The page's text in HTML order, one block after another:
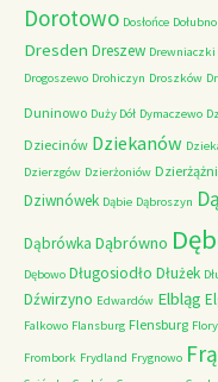
Dorotowo Dosłońce Dołubno
Dresden Dreszew Drewniaczki
Drogoszewo Drohiczyn Droszków
Duninowo Duży Dół Dymaczewo
Dziecinów Dziekanów
Dzierzgów Dzierżoniów
Dziwnówek Dąbie Dąbroszyn
Dąbrówka Dąbrówno
Dębowo Długosiodło Dłużek
Dźwirzyno Edwardów Elbląg
Falkowo Flansburg Flensburg
Frombork Frydland Frygnowo